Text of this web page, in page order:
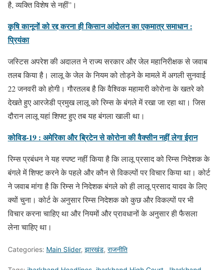
है, व्यक्ति विशेष से नहीं”।
कृषि कानूनों को रद्द करना ही किसान आंदोलन का एकमात्र समाधान :
प्रियंका
जस्टिस अपरेश की अदालत ने राज्य सरकार और जेल महानिरीक्षक से जवाब
तलब किया है। लालू के जेल के नियम को तोड़ने के मामले में अगली सुनवाई
22 जनवरी को होगी। गौरतलब है कि वैश्विक महामारी कोरोना के खतरे को
देखते हुए आरजेडी प्रमुख लालू को रिम्स के बंगले में रखा जा रहा था। जिस
दौरान लालू यहां शिफ्ट हुए तब यह बंगला खाली था।
कोविड-19 : अमेरिका और ब्रिटेन से कोरोना की वैक्सीन नहीं लेगा ईरान
रिम्स प्रबंधन ने यह स्पष्ट नहीं किया है कि लालू प्रसाद को रिम्स निदेशक के
बंगले में शिफ्ट करने के पहले और कौन से विकल्पों पर विचार किया था। कोर्ट
ने जवाब मांगा है कि रिम्स ने निदेशक बंगले को ही लालू प्रसाद यादव के लिए
क्यों चुना। कोर्ट के अनुसार रिम्स निदेशक को कुछ और विकल्पों पर भी
विचार करना चाहिए था और नियमों और प्रावधानों के अनुसार ही फैसला
लेना चाहिए था।
Categories: Main Slider, झारखंड, राजनीति